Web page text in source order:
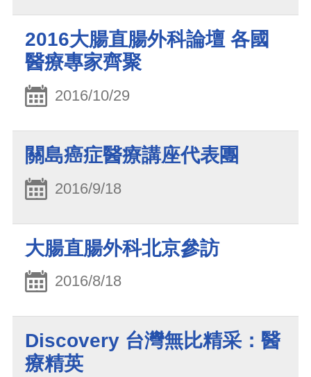
2016大腸直腸外科論壇 各國
醫療專家齊聚
2016/10/29
關島癌症醫療講座代表團
2016/9/18
大腸直腸外科北京參訪
2016/8/18
Discovery 台灣無比精采：醫
療精英